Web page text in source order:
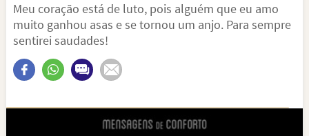
Meu coração está de luto, pois alguém que eu amo
muito ganhou asas e se tornou um anjo. Para sempre
sentirei saudades!